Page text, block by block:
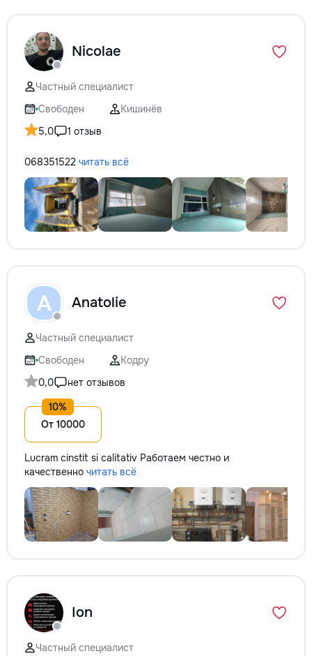
Nicolae
Частный специалист
Свободен
Кишинёв
5,0
1 отзыв
068351522 читать всё
A Anatolie
Частный специалист
Свободен
Кодру
0,0
нет отзывов
От 10000
Lucram cinstit si calitativ Работаем честно и
качественно читать всё
Ion
Частный специалист